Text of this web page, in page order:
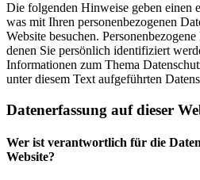
Die folgenden Hinweise geben einen
was mit Ihren personenbezogenen
Website besuchen.
denen Sie persönlich identifiziert
Informationen zum Thema
unter diesem Text aufgeführten
Datenerfassung auf dieser
Wer ist verantwortlich für die
Website?